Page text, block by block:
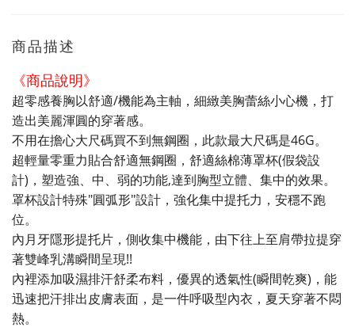
商品描述
《商品說明》
超零感養胸以舒適/機能為主軸，細緻美胸蕾絲小心機，打
造出美麗渾圓的穿著感。
不用在擔心大尺碼買不到無鋼圈，此款最大尺碼是46G。
超輕量零重力貼合舒適無鋼圈，舒適絲棉薄罩杯(假袋設
計)，塑造強、中、弱的功能,達到胸型立體、集中的效果。
罩杯設計特殊"圓弧形"設計，強化集中提托力，安穩不跑
位。
內月牙隱形提托片，側收集中機能，由下往上至肩帶拉提穿
著雙峰乳溝瞬間呈現!!
內裡添加吸濕排汗舒柔布料，優異的透氣性(瞬間乾爽)，能
迅速把汗排出皮膚表面，是一件呼吸型內衣，夏天穿著不悶
熱。